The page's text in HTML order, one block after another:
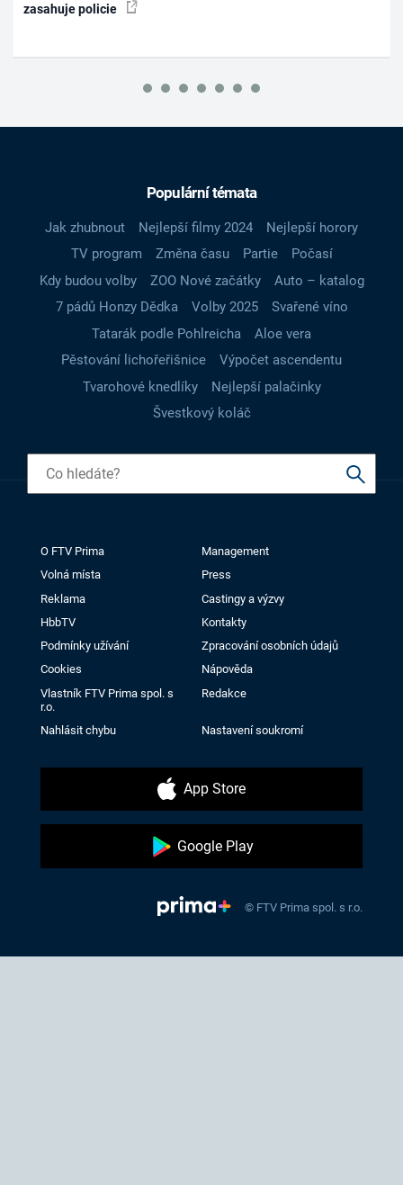
zasahuje policie
Populární témata
Jak zhubnout Nejlepší filmy 2024
Nejlepší horory
TV program
Změna času Partie
Počasí
Kdy budou volby
ZOO Nové začátky
Auto – katalog
7 pádů Honzy Dědka
Volby 2025
Svařené víno
Tatarák podle Pohlreicha
Aloe vera
Pěstování lichořeřišnice
Výpočet ascendentu
Tvarohové knedlíky
Nejlepší palačinky
Švestkový koláč
O FTV Prima
Management
Volná místa
Press
Reklama
Castingy a výzvy
HbbTV
Kontakty
Podmínky užívání
Zpracování osobních údajů
Cookies
Nápověda
Vlastník FTV Prima spol. s
r.o.
Redakce
Nahlásit chybu Nastavení soukromí
App Store
Google Play
© FTV Prima spol. s r.o.